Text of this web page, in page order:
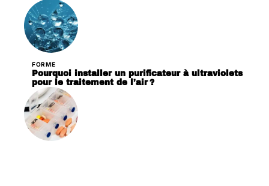
FORME
Pourquoi installer un purificateur à ultraviolets
pour le traitement de l’air ?